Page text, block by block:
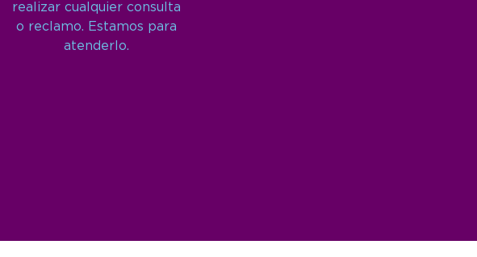
realizar cualquier consulta
o reclamo. Estamos para
atenderlo.